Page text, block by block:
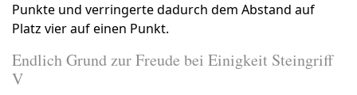
Punkte und verringerte dadurch dem Abstand auf
Platz vier auf einen Punkt.
Endlich Grund zur Freude bei Einigkeit Steingriff
V